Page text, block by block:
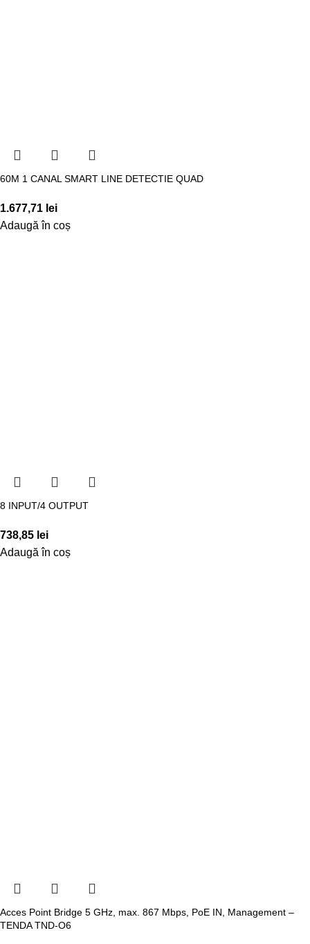
60M 1 CANAL SMART LINE DETECTIE QUAD
1.677,71 lei
Adaugă în coș
8 INPUT/4 OUTPUT
738,85 lei
Adaugă în coș
Acces Point Bridge 5 GHz, max. 867 Mbps, PoE IN, Management –
TENDA TND-O6